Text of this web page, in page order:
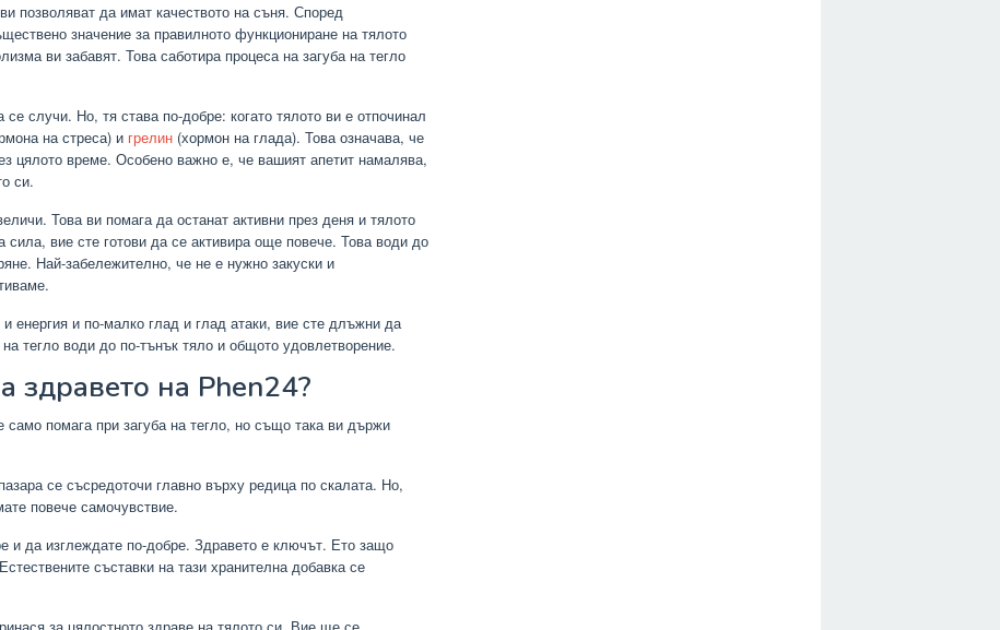
позволяват да имат качеството на съня. Според
значение за правилното функциониране на тялото
ви забавят. Това саботира процеса на загуба на тегло
случи. Но, тя става по-добре: когато тялото ви е отпочинал
на стреса) и грелин (хормон на глада). Това означава, че
цялото време. Особено важно е, че вашият апетит намалява,
си.
Това ви помага да останат активни през деня и тялото
вие сте готови да се активира още повече. Това води до
Най-забележително, че не е нужно закуски и
енергия и по-малко глад и глад атаки, вие сте длъжни да
тегло води до по-тънък тяло и общото удовлетворение.
здравето на Phen24?
само помага при загуба на тегло, но също така ви държи
се съсредоточи главно върху редица по скалата. Но,
повече самочувствие.
и да изглеждате по-добре. Здравето е ключът. Ето защо
съставки на тази хранителна добавка се